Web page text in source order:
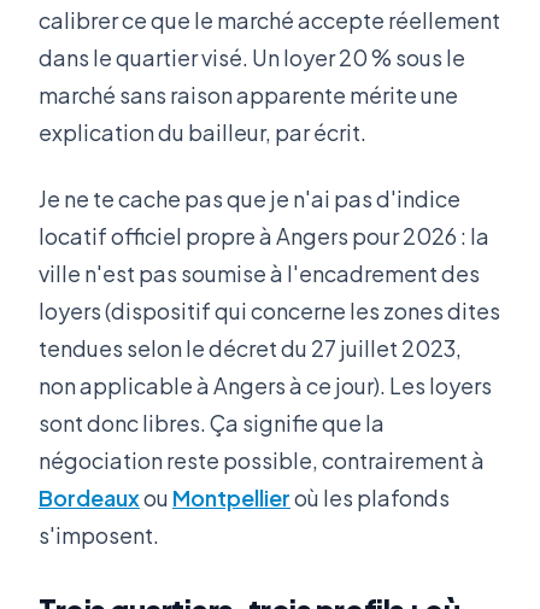
calibrer ce que le marché accepte réellement
dans le quartier visé. Un loyer 20 % sous le
marché sans raison apparente mérite une
explication du bailleur, par écrit.
Je ne te cache pas que je n'ai pas d'indice
locatif officiel propre à Angers pour 2026 : la
ville n'est pas soumise à l'encadrement des
loyers (dispositif qui concerne les zones dites
tendues selon le décret du 27 juillet 2023,
non applicable à Angers à ce jour). Les loyers
sont donc libres. Ça signifie que la
négociation reste possible, contrairement à
Bordeauxou Montpellieroù les plafonds
s'imposent.